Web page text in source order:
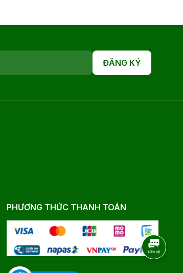
ĐĂNG KÝ
PHƯƠNG THỨC THANH TOÁN